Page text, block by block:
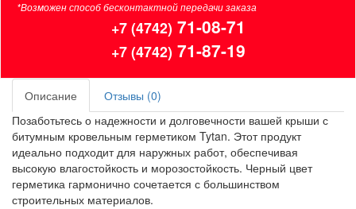
*Возможен способ бесконтактной передачи заказа
+7 (4742) 71-08-71
+7 (4742) 71-87-19
Описание
Отзывы (0)
Позаботьтесь о надежности и долговечности вашей крыши с
битумным кровельным герметиком Tytan. Этот продукт
идеально подходит для наружных работ, обеспечивая
высокую влагостойкость и морозостойкость. Черный цвет
герметика гармонично сочетается с большинством
строительных материалов.